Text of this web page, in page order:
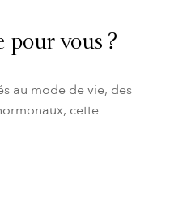
pour vous ?
au mode de vie, des
cette